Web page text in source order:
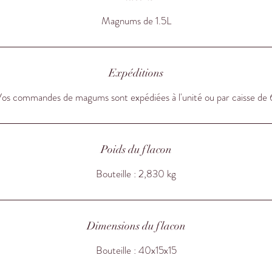
Magnums de 1.5L
Expéditions
commandes de magums sont expédiées à l'unité ou par caisse de
Poids du flacon
Bouteille : 2,830 kg
Dimensions du flacon
Bouteille : 40x15x15